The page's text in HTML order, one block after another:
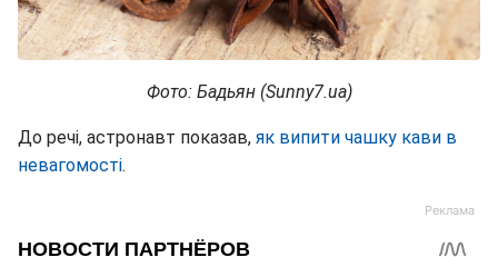
Фото: Бадьян (Sunny7.ua)
До речі, астронавт показав, як випити чашку кави в
невагомості.